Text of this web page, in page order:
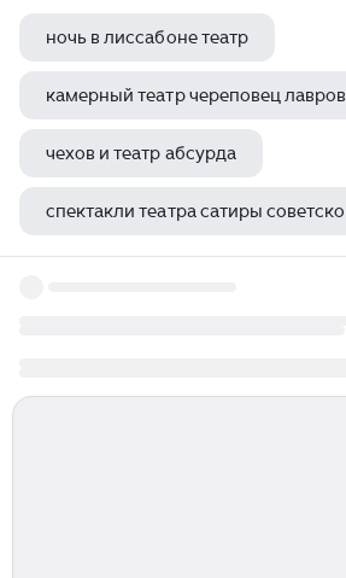
ночь в лиссабоне театр
камерный театр череповец лавров
чехов и театр абсурда